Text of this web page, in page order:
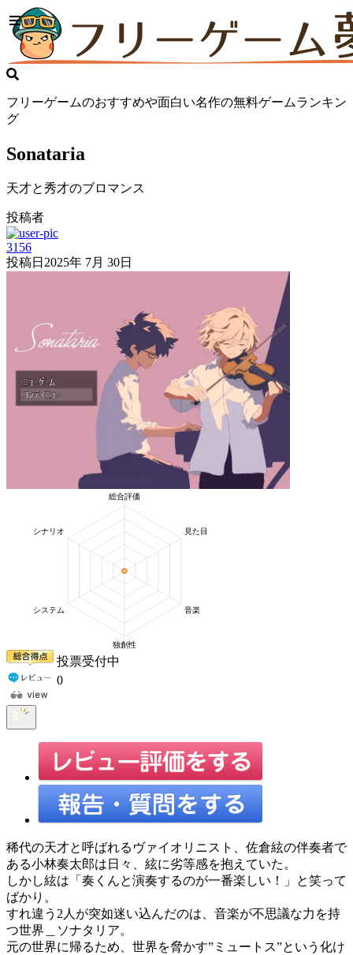
フリーゲームのおすすめや面白い名作の無料ゲームランキン
グ
Sonataria
天才と秀才のブロマンス
投稿者
3156
投稿日 2025年 7月 30日
投票受付中
0
稀代の天才と呼ばれるヴァイオリニスト、佐倉絃の伴奏者で
ある小林奏太郎は日々、絃に劣等感を抱えていた。
しかし絃は「奏くんと演奏するのが一番楽しい！」と笑って
ばかり。
すれ違う2人が突如迷い込んだのは、音楽が不思議な力を持
つ世界＿ソナタリア。
元の世界に帰るため、世界を脅かす”ミュートス”という化け